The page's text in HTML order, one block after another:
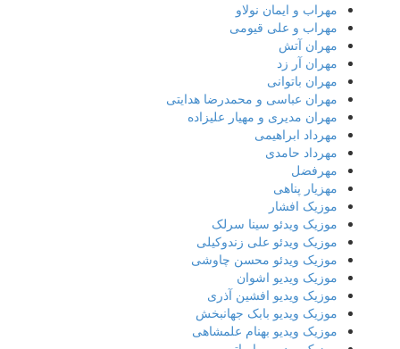
مهراب و ایمان نولاو
مهراب و علی قیومی
مهران آتش
مهران آر زد
مهران باتوانی
مهران عباسی و محمدرضا هدایتی
مهران مدیری و مهیار علیزاده
مهرداد ابراهیمی
مهرداد حامدی
مهرفضل
مهزیار پناهی
موزیک افشار
موزیک ویدئو سینا سرلک
موزیک ویدئو علی زندوکیلی
موزیک ویدئو محسن چاوشی
موزیک ویدیو اشوان
موزیک ویدیو افشین آذری
موزیک ویدیو بابک جهانبخش
موزیک ویدیو بهنام علمشاهی